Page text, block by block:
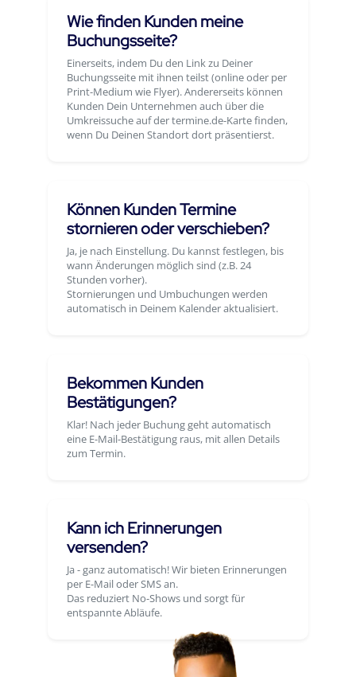
Wie finden Kunden meine
Buchungsseite?
Einerseits, indem Du den Link zu Deiner
Buchungsseite mit ihnen teilst (online oder per
Print-Medium wie Flyer). Andererseits können
Kunden Dein Unternehmen auch über die
Umkreissuche auf der termine.de-Karte finden,
wenn Du Deinen Standort dort präsentierst.
Können Kunden Termine
stornieren oder verschieben?
Ja, je nach Einstellung. Du kannst festlegen, bis
wann Änderungen möglich sind (z.B. 24
Stunden vorher).
Stornierungen und Umbuchungen werden
automatisch in Deinem Kalender aktualisiert.
Bekommen Kunden
Bestätigungen?
Klar! Nach jeder Buchung geht automatisch
eine E-Mail-Bestätigung raus, mit allen Details
zum Termin.
Kann ich Erinnerungen
versenden?
Ja - ganz automatisch! Wir bieten Erinnerungen
per E-Mail oder SMS an.
Das reduziert No-Shows und sorgt für
entspannte Abläufe.